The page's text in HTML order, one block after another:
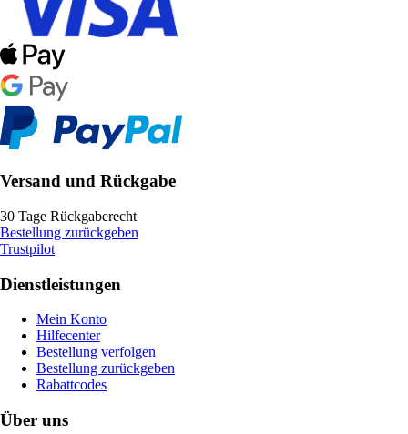
Versand und Rückgabe
30 Tage Rückgaberecht
Bestellung zurückgeben
Trustpilot
Dienstleistungen
Mein Konto
Hilfecenter
Bestellung verfolgen
Bestellung zurückgeben
Rabattcodes
Über uns